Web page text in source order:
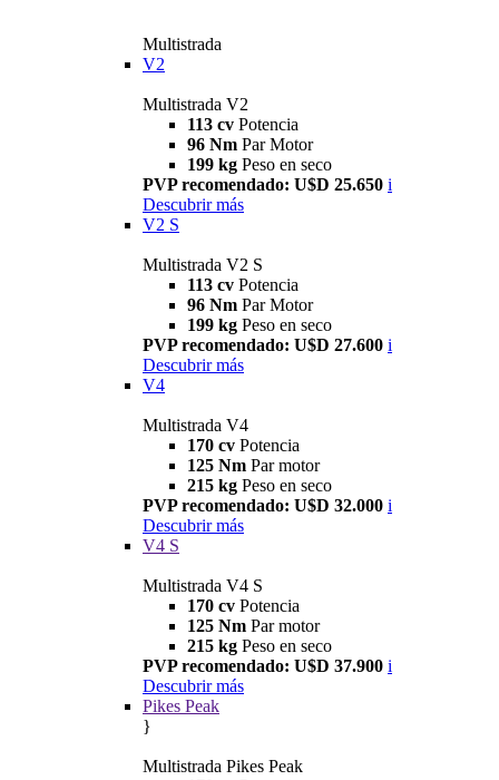
Multistrada
V2
Multistrada V2
113 cv Potencia
96 Nm Par Motor
199 kg Peso en seco
PVP recomendado: U$D 25.650 i
Descubrir más
V2 S
Multistrada V2 S
113 cv Potencia
96 Nm Par Motor
199 kg Peso en seco
PVP recomendado: U$D 27.600 i
Descubrir más
V4
Multistrada V4
170 cv Potencia
125 Nm Par motor
215 kg Peso en seco
PVP recomendado: U$D 32.000 i
Descubrir más
V4 S
Multistrada V4 S
170 cv Potencia
125 Nm Par motor
215 kg Peso en seco
PVP recomendado: U$D 37.900 i
Descubrir más
Pikes Peak
}
Multistrada Pikes Peak